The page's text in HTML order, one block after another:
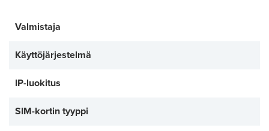
Valmistaja
Käyttöjärjestelmä
IP-luokitus
SIM-kortin tyyppi